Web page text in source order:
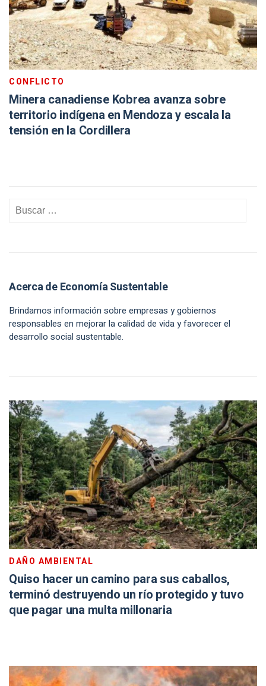
CONFLICTO
Minera canadiense Kobrea avanza sobre
territorio indígena en Mendoza y escala la
tensión en la Cordillera
Acerca de Economía Sustentable
Brindamos información sobre empresas y gobiernos
responsables en mejorar la calidad de vida y favorecer el
desarrollo social sustentable.
DAÑO AMBIENTAL
Quiso hacer un camino para sus caballos,
terminó destruyendo un río protegido y tuvo
que pagar una multa millonaria